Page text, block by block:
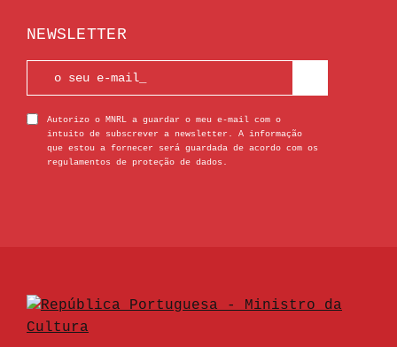
NEWSLETTER
Autorizo o MNRL a guardar o meu e-mail com o
intuito de subscrever a newsletter. A informação
que estou a fornecer será guardada de acordo com os
regulamentos de proteção de dados.